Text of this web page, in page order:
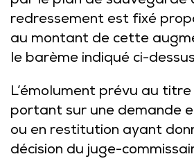
redressement est fixé
au montant de cette
le barème indiqué ci-
L’émolument prévu au
portant sur une demande
ou en restitution ayant
décision du juge-